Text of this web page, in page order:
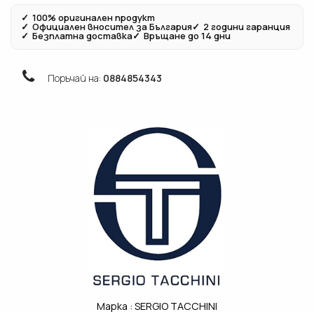
✓ 100% оригинален продукт
✓ Официален вносител за България✓ 2 години гаранция
✓ Безплатна доставка✓ Връщане до 14 дни
Поръчай на: 0884854343
Марка : SERGIO TACCHINI